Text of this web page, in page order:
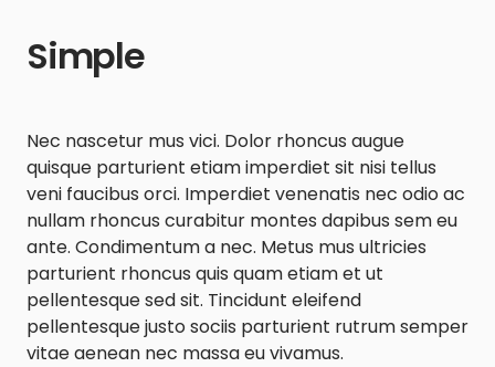
Simple
Nec nascetur mus vici. Dolor rhoncus augue
quisque parturient etiam imperdiet sit nisi tellus
veni faucibus orci. Imperdiet venenatis nec odio ac
nullam rhoncus curabitur montes dapibus sem eu
ante. Condimentum a nec. Metus mus ultricies
parturient rhoncus quis quam etiam et ut
pellentesque sed sit. Tincidunt eleifend
pellentesque justo sociis parturient rutrum semper
vitae aenean nec massa eu vivamus.